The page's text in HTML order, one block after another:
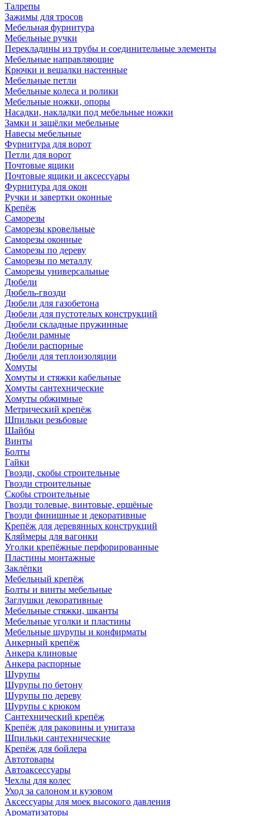
Талрепы
Зажимы для тросов
Мебельная фурнитура
Мебельные ручки
Перекладины из трубы и соединительные элементы
Мебельные направляющие
Крючки и вешалки настенные
Мебельные петли
Мебельные колеса и ролики
Мебельные ножки, опоры
Насадки, накладки под мебельные ножки
Замки и защёлки мебельные
Навесы мебельные
Фурнитура для ворот
Петли для ворот
Почтовые ящики
Почтовые ящики и аксессуары
Фурнитура для окон
Ручки и завертки оконные
Крепёж
Саморезы
Саморезы кровельные
Саморезы оконные
Саморезы по дереву
Саморезы по металлу
Саморезы универсальные
Дюбели
Дюбель-гвозди
Дюбели для газобетона
Дюбели для пустотелых конструкций
Дюбели складные пружинные
Дюбели рамные
Дюбели распорные
Дюбели для теплоизоляции
Хомуты
Хомуты и стяжки кабельные
Хомуты сантехнические
Хомуты обжимные
Метрический крепёж
Шпильки резьбовые
Шайбы
Винты
Болты
Гайки
Гвозди, скобы строительные
Гвозди строительные
Скобы строительные
Гвозди толевые, винтовые, ершёные
Гвозди финишные и декоративные
Крепёж для деревянных конструкций
Кляймеры для вагонки
Уголки крепёжные перфорированные
Пластины монтажные
Заклёпки
Мебельный крепёж
Болты и винты мебельные
Заглушки декоративные
Мебельные стяжки, шканты
Мебельные уголки и пластины
Мебельные шурупы и конфирматы
Анкерный крепёж
Анкера клиновые
Анкера распорные
Шурупы
Шурупы по бетону
Шурупы по дереву
Шурупы с крюком
Сантехнический крепёж
Крепёж для раковины и унитаза
Шпильки сантехнические
Крепёж для бойлера
Автотовары
Автоаксессуары
Чехлы для колес
Уход за салоном и кузовом
Аксессуары для моек высокого давления
Ароматизаторы